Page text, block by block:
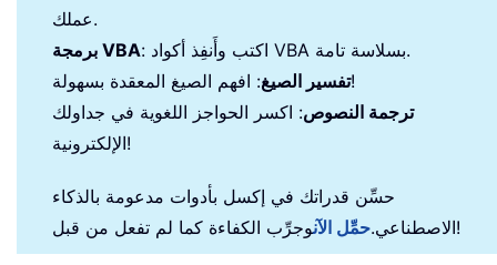
عملك.
برمجة VBA
: اكتب وأَنفِذ أكواد VBA بسلاسة تامة.
تفسير الصيغ: افهم الصيغ المعقدة بسهولة!
ترجمة النصوص: اكسر الحواجز اللغوية في جداولك
الإلكترونية!
حسِّن قدراتك في إكسل بأدوات مدعومة بالذكاء
الاصطناعي.حمِّل الآن وجرِّب الكفاءة كما لم تفعل من قبل!